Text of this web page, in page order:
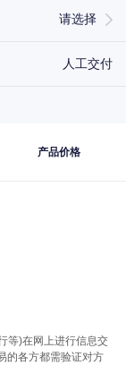
请选择
人工交付
产品价格
等)在网上进行信息交
的各方都需验证对方